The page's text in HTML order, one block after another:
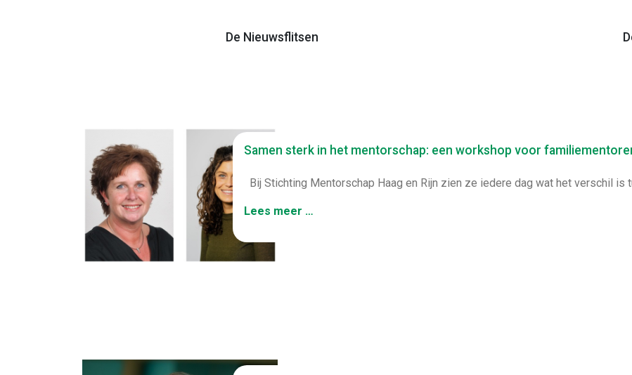
De Nieuwsflitsen
Samen sterk in het mentorschap: een workshop voor
Bij Stichting Mentorschap Haag en Rijn zien ze iedere dag wat het verschil is
Lees meer …